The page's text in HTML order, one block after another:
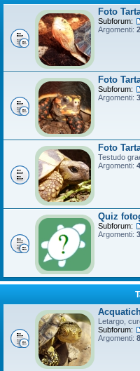
Foto
Subforum:
Argomenti:
Foto
Subforum:
Argomenti:
Foto
Testudo
Argomenti:
Quiz
Subforum:
Argomenti:
Letargo,
Subforum:
Argomenti: